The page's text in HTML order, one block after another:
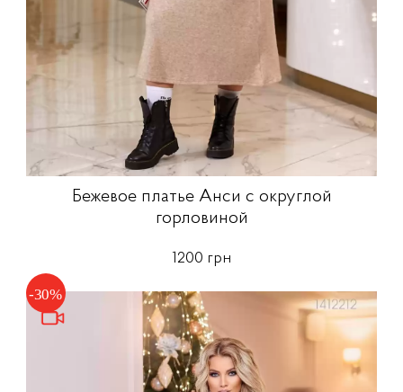
Бежевое платье Анси с округлой
горловиной
1200 грн